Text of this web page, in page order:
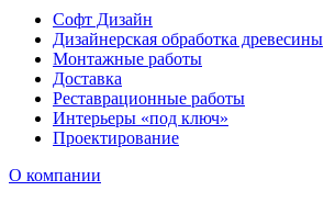
Софт Дизайн
Дизайнерская обработка древесины
Монтажные работы
Доставка
Реставрационные работы
Интерьеры «под ключ»
Проектирование
О компании